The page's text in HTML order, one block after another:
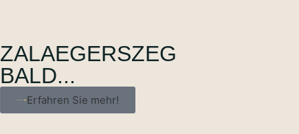
ZALAEGERSZEG
BALD...
Erfahren Sie mehr!